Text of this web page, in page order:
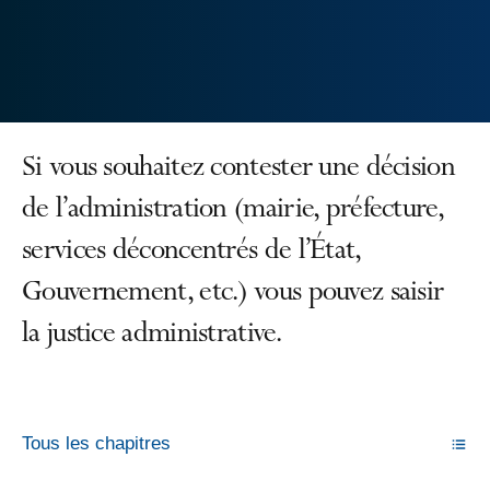
Si vous souhaitez contester une décision
de l’administration (mairie, préfecture,
services déconcentrés de l’État,
Gouvernement, etc.) vous pouvez saisir
la justice administrative.
Tous les chapitres